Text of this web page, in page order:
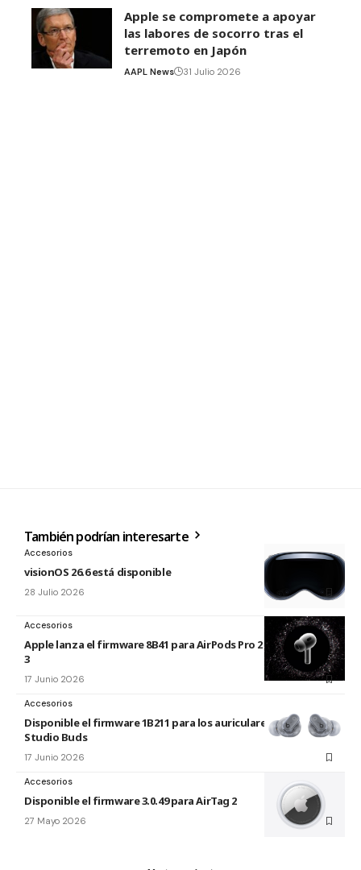
Apple se compromete a apoyar
las labores de socorro tras el
terremoto en Japón
AAPL News 31 Julio 2026
También podrían interesarte
Accesorios
visionOS 26.6 está disponible
28 Julio 2026
Accesorios
Apple lanza el firmware 8B41 para AirPods Pro 2 y AirPods Pro
3
17 Junio 2026
Accesorios
Disponible el firmware 1B211 para los auriculares Beats
Studio Buds
17 Junio 2026
Accesorios
Disponible el firmware 3.0.49 para AirTag 2
27 Mayo 2026